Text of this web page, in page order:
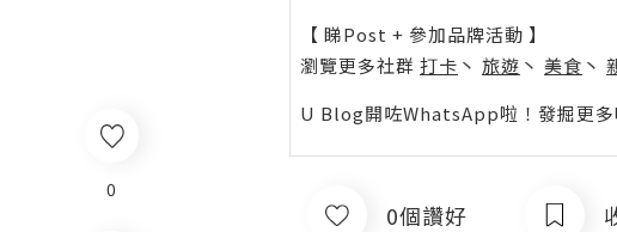
0
【 睇Post + 參加品牌活動 】
瀏覽更多社群 打卡 丶 旅遊 丶 美食 丶
U Blog開咗WhatsApp啦！發掘更多
0個讚好